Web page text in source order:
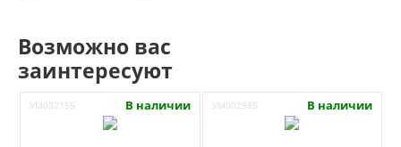
Возможно вас
заинтересуют
УМ002155 В наличии УМ002985 В наличии